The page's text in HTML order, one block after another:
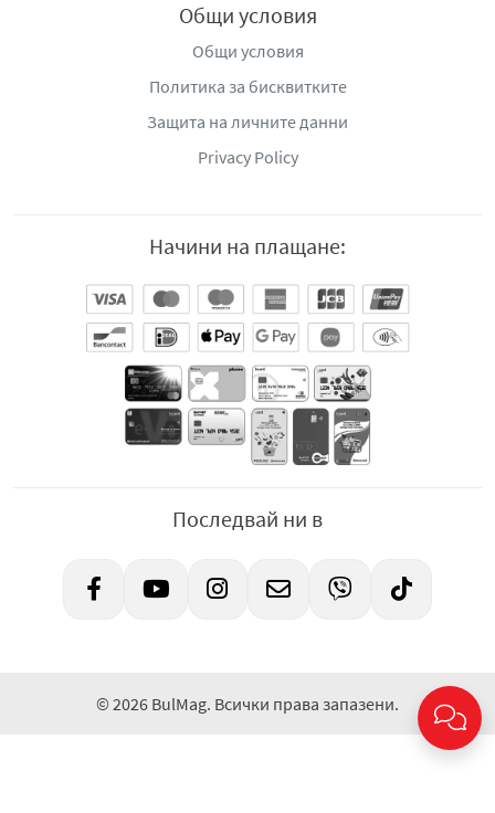
Общи условия
Общи условия
Политика за бисквитките
Защита на личните данни
Privacy Policy
Начини на плащане:
Последвай ни в
© 2026 BulMag. Всички права запазени.